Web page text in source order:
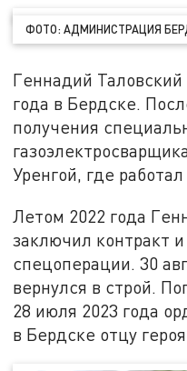
ФОТО: АДМИНИСТРАЦИЯ
Геннадий Таловский
года в Бердске.
получения
Уренгой, где
Летом 2022 года
заключил контракт
спецоперации. 30
вернулся в строй.
28 июля 2023 года
в Бердске отцу